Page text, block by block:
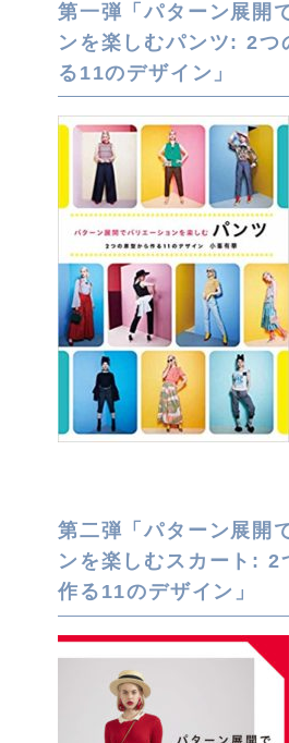
第一弾「パターン展開
ンを楽しむパンツ: 2つ
る11のデザイン」
第二弾「パターン展開
ンを楽しむスカート: 2
作る11のデザイン」